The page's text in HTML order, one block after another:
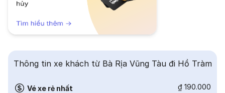
Thông tin xe khách từ Bà Rịa Vũng Tàu đi Hồ Tràm
Vé xe rẻ nhất ₫ 190.000